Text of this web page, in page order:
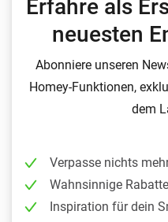
Erfahre als
neuesten
Abonniere unseren
Homey-Funktionen,
dem
Verpasse nichts
Wahnsinnige
Inspiration für dein